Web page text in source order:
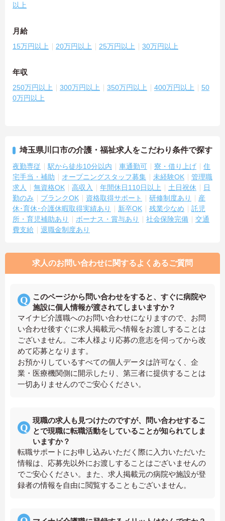
以上
月給
15万円以上 20万円以上 25万円以上 30万円以上
年収
250万円以上 300万円以上 350万円以上 400万円以上
50
0万円以上
埼玉県川口市の介護・福祉求人をこだわり条件で探す
夜勤専従 駅から徒歩10分以内 車通勤可 寮・借り上げ
住
宅手当・補助
オープニングスタッフ募集 未経験OK
管理職
求人
無資格OK 高収入 年間休日110日以上 土日祝休
日
勤のみ
ブランクOK 資格取得サポート 研修制度あり
産
休･育休･介護休暇取得実績あり
新卒OK 残業少なめ
託児
所・育児補助あり
ボーナス・賞与あり 社会保険完備
交通
費支給
退職金制度あり
求人のお問い合わせに関するよくあるご質問
このページから問い合わせをすると、すぐに病院や
施設に個人情報が渡されてしまいますか？
マイナビ介護職へのお問い合わせになりますので、お問
い合わせ後すぐに求人掲載元へ情報をお渡しすることは
ございません。ご本人様より応募の意志を伺ってから改
めて応募となります。
お預かりしているすべての個人データは許可なく、企
業・医療機関側に開示したり、第三者に提供することは
一切ありませんのでご安心ください。
現職の求人も見つけたのですが、問い合わせするこ
とで現職に転職活動をしていることが知られてしま
いますか？
転職サポートにお申し込みいただく際に入力いただいた
情報は、応募先以外にお渡しすることはございませんの
でご安心ください。また、求人掲載元の病院や施設が登
録者の情報を自由に閲覧することもございません。